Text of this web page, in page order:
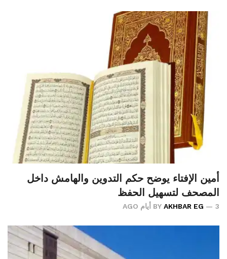
أمين الإفتاء يوضح حكم التدوين والهامش داخل
المصحف لتسهيل الحفظ
BY AKHBAR EG 3 أيام AGO